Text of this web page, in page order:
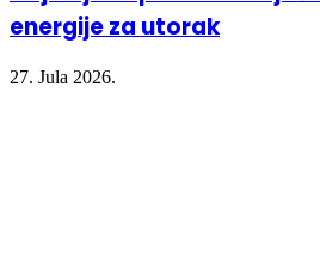
energije za utorak
27. Jula 2026.